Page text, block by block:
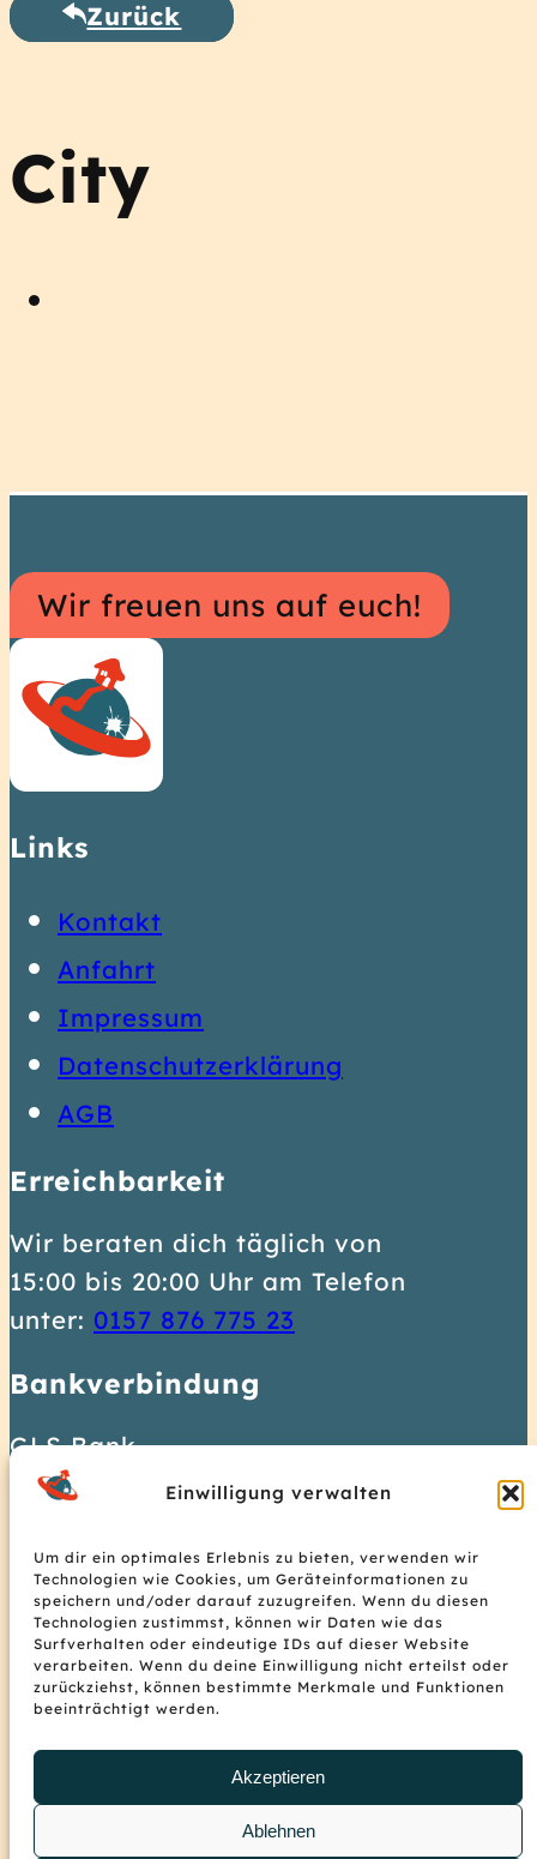
Einwilligung verwalten
Um dir ein optimales Erlebnis zu bieten, verwenden wir
Technologien wie Cookies, um Geräteinformationen zu
speichern und/oder darauf zuzugreifen. Wenn du diesen
Technologien zustimmst, können wir Daten wie das
Surfverhalten oder eindeutige IDs auf dieser Website
verarbeiten. Wenn du deine Einwilligung nicht erteilst oder
zurückziehst, können bestimmte Merkmale und Funktionen
beeinträchtigt werden.
Akzeptieren
Ablehnen
Zurück
City
Hostel
Informationen
Wir freuen uns auf euch!
Links
Kontakt
Anfahrt
Impressum
Datenschutzerklärung
AGB
Erreichbarkeit
Wir beraten dich täglich von
15:00 bis 20:00 Uhr am Telefon
unter: 0157 876 775 23
6
7
7
5
2
Bankverbindung
GLS Bank
IBAN: DE37 4306 0967 1128 3931
BIC: GENODEM1GLS
© 2026 Homeplanet Hostel
Anmelden